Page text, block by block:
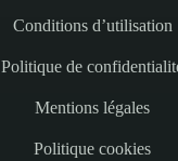
Conditions d’utilisation
Politique de
Mentions légales
Politique cookies